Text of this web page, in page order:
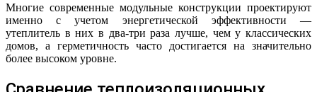
Многие современные модульные конструкции проектируют
именно с учетом энергетической эффективности —
утеплитель в них в два-три раза лучше, чем у классических
домов, а герметичность часто достигается на значительно
более высоком уровне.